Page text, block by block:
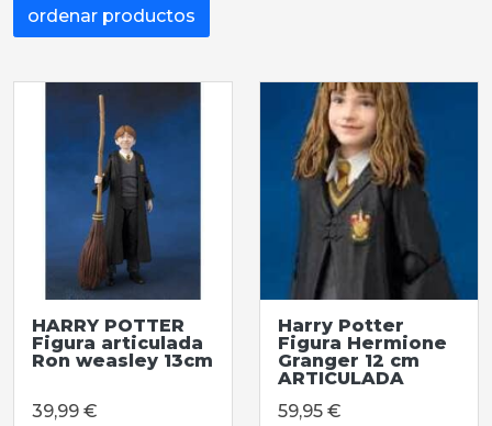
ordenar productos
HARRY POTTER
Figura articulada
Ron weasley 13cm
39,99 €
Harry Potter
Figura Hermione
Granger 12 cm
ARTICULADA
59,95 €